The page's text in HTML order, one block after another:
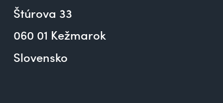
Štúrova 33
060 01 Kežmarok
Slovensko